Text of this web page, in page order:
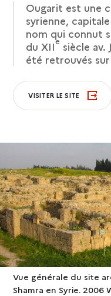
Ougarit est une
syrienne,
nom qui connut
du XIIe siècle
été retrouvés sur
VISITER LE SITE
Vue générale du site
Shamra en Syrie.